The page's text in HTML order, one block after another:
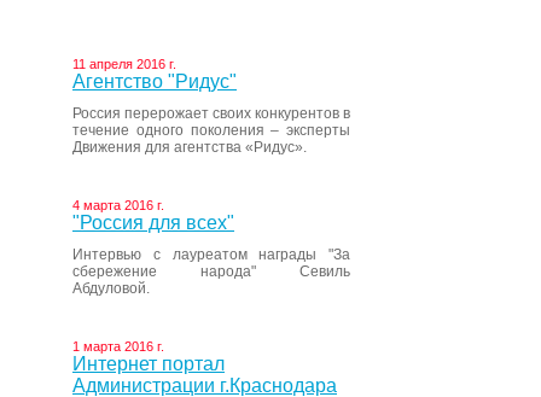
11 апреля 2016 г.
Агентство "Ридус"
Россия перерожает своих конкурентов в
течение одного поколения – эксперты
Движения для агентства «Ридус».
4 марта 2016 г.
"Россия для всех"
Интервью с лауреатом награды "За
сбережение народа" Севиль
Абдуловой.
1 марта 2016 г.
Интернет портал
Администрации г.Краснодара